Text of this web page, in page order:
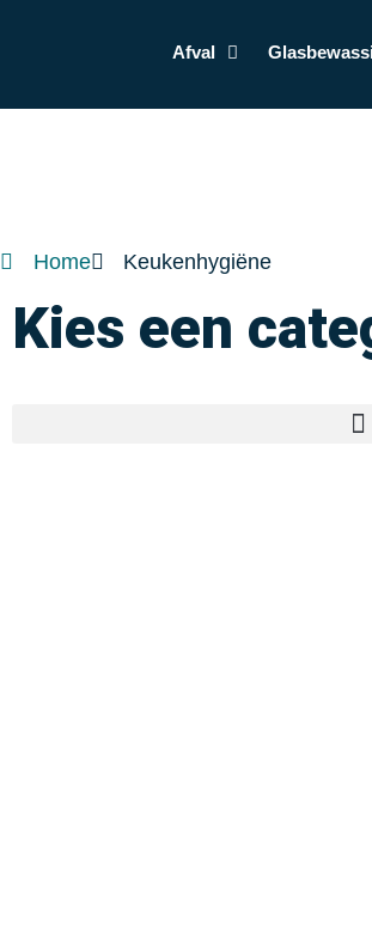
Afval
Home Keukenhygiëne
Kies een